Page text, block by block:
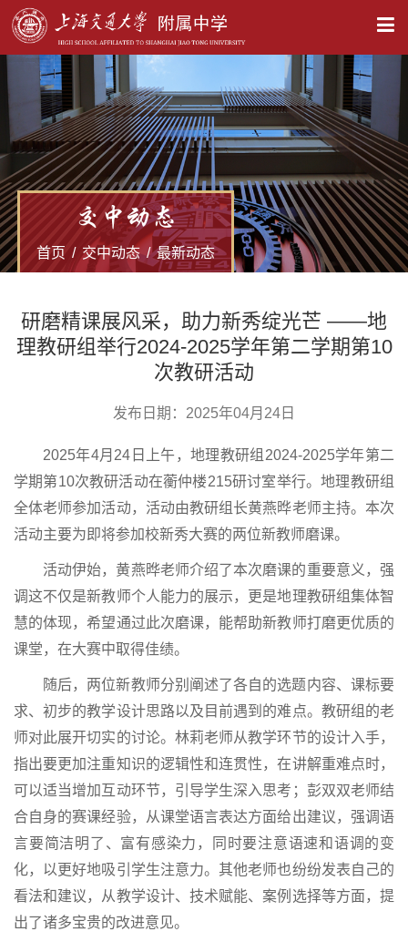
X
交中动态
首页 / 交中动态/最新动态
研磨精课展风采，助力新秀绽光芒 ——地
理教研组举行2024-2025学年第二学期第10
次教研活动
发布日期：2025年04月24日
2025年4月24日上午，地理教研组2024-2025学年第二
学期第10次教研活动在蘅仲楼215研讨室举行。地理教研组
全体老师参加活动，活动由教研组长黄燕晔老师主持。本次
活动主要为即将参加校新秀大赛的两位新教师磨课。
活动伊始，黄燕晔老师介绍了本次磨课的重要意义，强
调这不仅是新教师个人能力的展示，更是地理教研组集体智
慧的体现，希望通过此次磨课，能帮助新教师打磨更优质的
课堂，在大赛中取得佳绩。
随后，两位新教师分别阐述了各自的选题内容、课标要
求、初步的教学设计思路以及目前遇到的难点。教研组的老
师对此展开切实的讨论。林莉老师从教学环节的设计入手，
指出要更加注重知识的逻辑性和连贯性，在讲解重难点时，
可以适当增加互动环节，引导学生深入思考；彭双双老师结
合自身的赛课经验，从课堂语言表达方面给出建议，强调语
言要简洁明了、富有感染力，同时要注意语速和语调的变
化，以更好地吸引学生注意力。其他老师也纷纷发表自己的
看法和建议，从教学设计、技术赋能、案例选择等方面，提
出了诸多宝贵的改进意见。